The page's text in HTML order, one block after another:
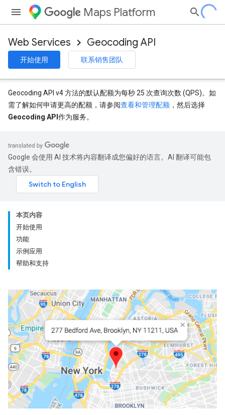
Maps Platform
Web Services Geocoding API
开始使用 联系销售团队
Geocoding API v4 方法的默认配额为每秒 25 次查询次数 (QPS)。如
需了解如何申请更高的配额，请参阅查看和管理配额 ，然后选择
Geocoding API 作为服务。
Google 会使用 AI 技术将内容翻译成您偏好的语言。AI 翻译可能包
含错误。
本页内容
开始使用
功能
示例应用
帮助和支持